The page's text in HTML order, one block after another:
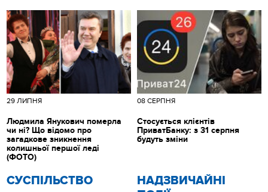
CУСПІЛЬСТВО
НАДЗВИЧАЙНІ
29 ЛИПНЯ
Людмила Янукович померла
чи ні? Що відомо про
загадкове зникнення
колишньої першої леді
(ФОТО)
08 СЕРПНЯ
Стосується клієнтів
ПриватБанку: з 31 серпня
будуть зміни